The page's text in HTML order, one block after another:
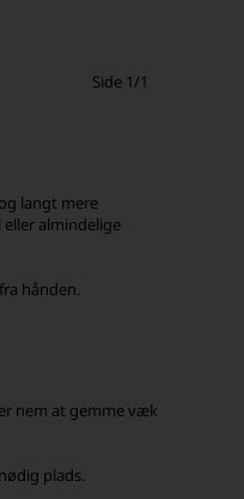
Side 1/1
langt mere
almindelige
hånden.
nem at gemme væk
plads.